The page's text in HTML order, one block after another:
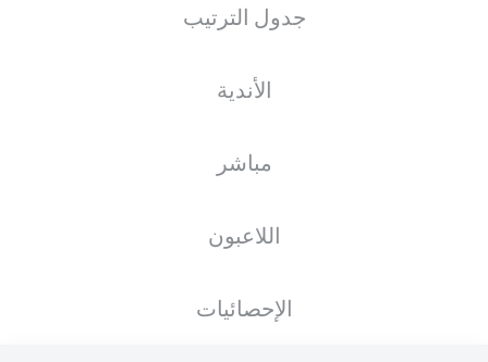
جدول الترتيب
الأندية
مباشر
اللاعبون
الإحصائيات
11.09.1997